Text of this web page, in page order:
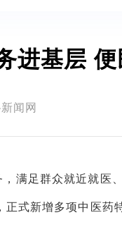
进基层
闻网
满足群众就近就医
式新增多项中医